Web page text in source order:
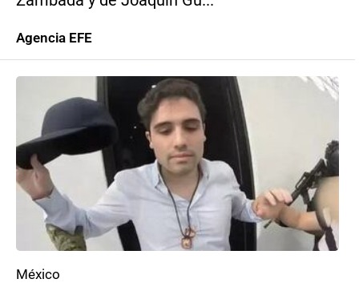
Agencia EFE
México